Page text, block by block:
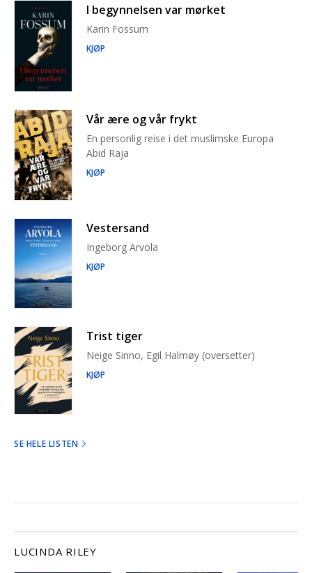
I begynnelsen var mørket
Karin Fossum
KJØP
Vår ære og vår frykt
En personlig reise i det muslimske Europa
Abid Raja
KJØP
Vestersand
Ingeborg Arvola
KJØP
Trist tiger
Neige Sinno, Egil Halmøy (oversetter)
KJØP
SE HELE LISTEN
LUCINDA RILEY